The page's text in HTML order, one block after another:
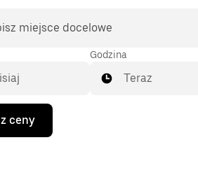
miejsce docelowe
Godzina
Teraz
ceny